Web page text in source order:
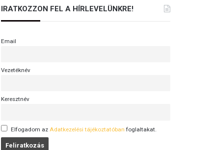
IRATKOZZON FEL A HÍRLEVELÜNKRE!
Email
Vezetéknév
Keresztnév
Elfogadom az Adatkezelési tájékoztatóban foglaltakat.